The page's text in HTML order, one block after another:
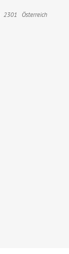
2301
Österreich